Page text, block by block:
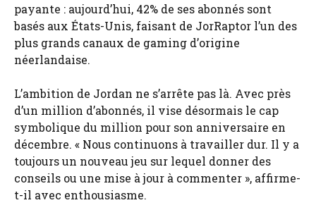
payante : aujourd’hui, 42% de ses abonnés sont
basés aux États-Unis, faisant de JorRaptor l’un des
plus grands canaux de gaming d’origine
néerlandaise.
L’ambition de Jordan ne s’arrête pas là. Avec près
d’un million d’abonnés, il vise désormais le cap
symbolique du million pour son anniversaire en
décembre. « Nous continuons à travailler dur. Il y a
toujours un nouveau jeu sur lequel donner des
conseils ou une mise à jour à commenter », affirme-
t-il avec enthousiasme.